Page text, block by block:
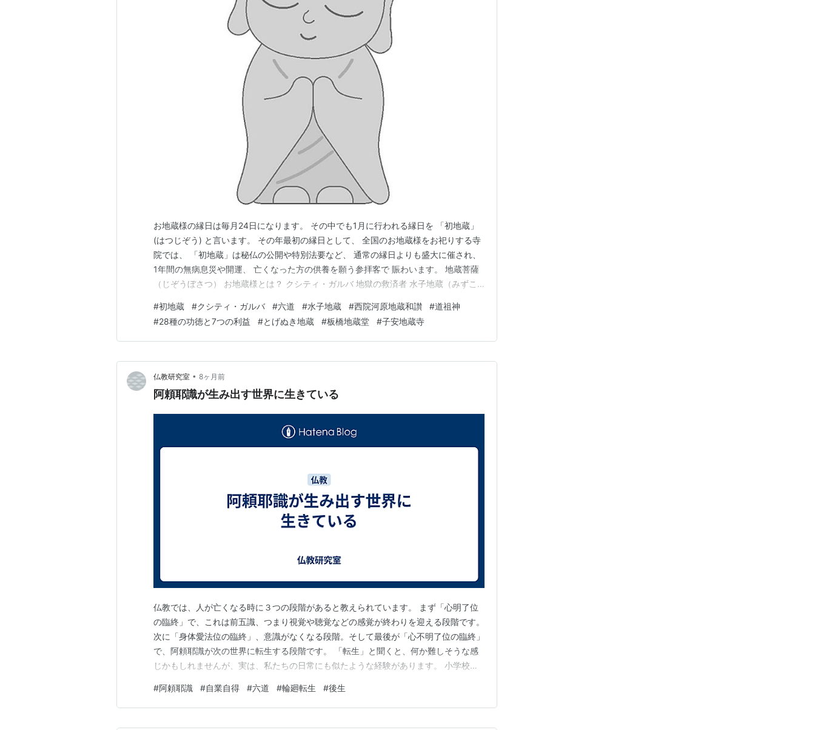
お地蔵様の縁日は毎月24日になります。 その中でも1月に行われる縁日を 「初地蔵」
(はつじぞう) と言います。 その年最初の縁日として、 全国のお地蔵様をお祀りする寺
院では、 「初地蔵」は秘仏の公開や特別法要など、 通常の縁日よりも盛大に催され、
1年間の無病息災や開運、 亡くなった方の供養を願う参拝客で 賑わいます。 地蔵菩薩
（じぞうぼさつ） お地蔵様とは？ クシティ・ガルバ 地獄の救済者 水子地蔵（みずこ
京都巣鴨「とげぬき地蔵尊高岩寺」 神奈川県小田原市「板橋地蔵堂」 和歌山県橋本市
「子安地蔵寺」 地蔵菩薩（…
#初地蔵 #クシティ・ガルバ #六道 #水子地蔵 #西院河原地蔵和讃 #道祖神
#28種の功徳と7つの利益 #とげぬき地蔵 #板橋地蔵堂 #子安地蔵寺
仏教研究室 • 8ヶ月前
阿頼耶識が生み出す世界に生きている
仏教では、人が亡くなる時に３つの段階があると教えられています。 まず「心明了位
の臨終」で、これは前五識、つまり視覚や聴覚などの感覚が終わりを迎える段階です。
次に「身体愛法位の臨終」、意識がなくなる段階。そして最後が「心不明了位の臨終」
で、阿頼耶識が次の世界に転生する段階です。 「転生」と聞くと、何か難しそうな感
じかもしれませんが、実は、私たちの日常にも似たような経験があります。 小学校の
学すると、また違う世界が始まります。高校、大学、社会人と進んでいくと、それぞれ
の時代で見える景色も、出会う人も、経験することも全く違…
#阿頼耶識 #自業自得 #六道 #輪廻転生 #後生